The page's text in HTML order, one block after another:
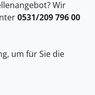
Wir
0531/209 796 00
um für Sie die